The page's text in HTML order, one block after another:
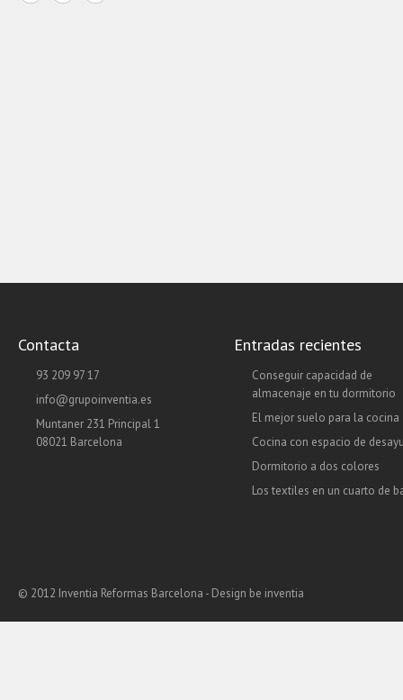
Contacta
93 209 97 17
info@grupoinventia.es
Muntaner 231 Principal 1
08021 Barcelona
Entradas recientes
Conseguir capacidad de
almacenaje en tu dormitorio
El mejor suelo para la cocina
Cocina con espacio de
Dormitorio a dos colores
Los textiles en un cuarto de
© 2012 Inventia Reformas Barcelona - Design be inventia